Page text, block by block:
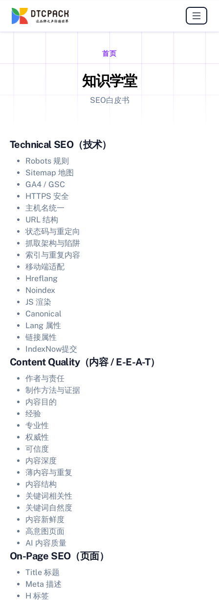
首页
知识学堂
SEO白皮书
Technical SEO（技术）
Robots 规则
Sitemap 地图
GA4 / GSC
HTTPS 安全
主机名统一
URL 结构
状态码与重定向
抓取架构与陷阱
索引与重复内容
移动端适配
Hreflang
Noindex
JS 渲染
Canonical
Lang 属性
链接属性
IndexNow提交
Content Quality（内容 / E-E-A-T）
作者与责任
制作方法与证据
内容目的
经验
专业性
权威性
可信度
内容深度
薄内容与重复
内容结构
关键词相关性
关键词自然度
内容新鲜度
高意图页面
AI 内容质量
On-Page SEO（页面）
Title 标题
Meta 描述
H 标签